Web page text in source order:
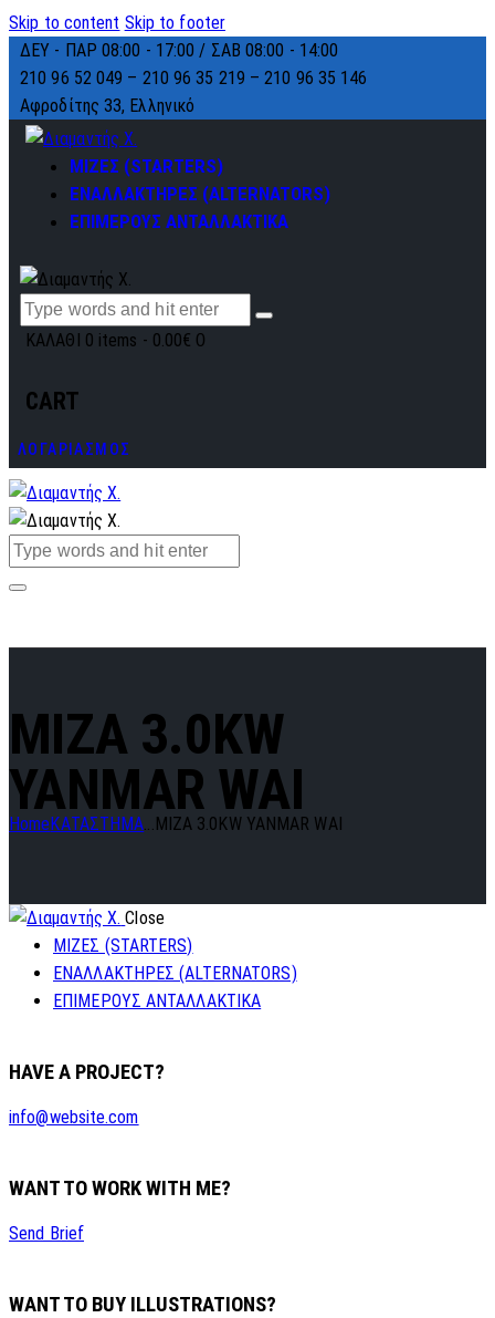
Skip to content Skip to footer
ΔΕΥ - ΠΑΡ 08:00 - 17:00 / ΣΑΒ 08:00 - 14:00
210 96 52 049 – 210 96 35 219 –210 96 35 146
Αφροδίτης 33, Ελληνικό
ΜΙΖΕΣ (STARTERS)
ΕΝΑΛΛΑΚΤΗΡΕΣ (ALTERNATORS)
ΕΠΙΜΕΡΟΥΣ ΑΝΤΑΛΛΑΚΤΙΚΑ
ΚΑΛΑΘΙ 0 items - 0.00€ 0
CART
ΛΟΓΑΡΙΑΣΜΟΣ
MIZA 3.0KW
YANMAR WAI
Home ΚΑΤΑΣΤΗΜΑ... MIZA 3.0KW YANMAR WAI
Close
ΜΙΖΕΣ (STARTERS)
ΕΝΑΛΛΑΚΤΗΡΕΣ (ALTERNATORS)
ΕΠΙΜΕΡΟΥΣ ΑΝΤΑΛΛΑΚΤΙΚΑ
HAVE A PROJECT?
info@website.com
WANT TO WORK WITH ME?
Send Brief
WANT TO BUY ILLUSTRATIONS?